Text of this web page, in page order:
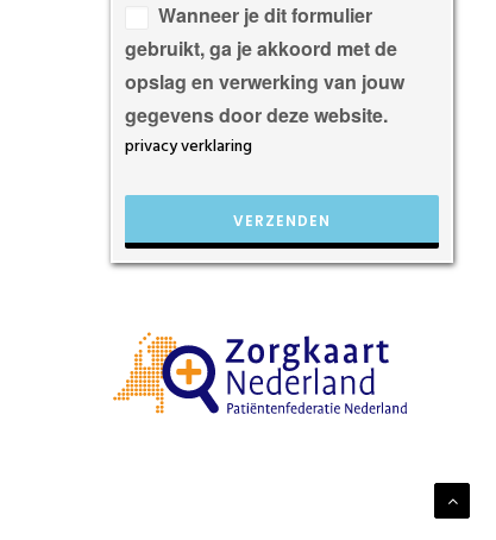
leeg
te
laten.
Wanneer je dit formulier
gebruikt, ga je akkoord met de
opslag en verwerking van jouw
gegevens door deze website.
privacy verklaring